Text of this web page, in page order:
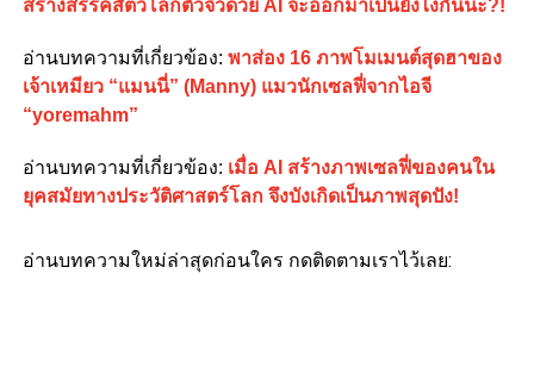
สร้างสรรค์สัตว์โลกตัวจิ๋วด้วย AI จะออกมาเป็นยังไงกันนะ?!
อ่านบทความที่เกี่ยวข้อง: พาส่อง 16 ภาพโมเมนต์สุดฮาของ
เจ้าเหมียว “แมนนี่” (Manny) แมวนักเซลฟี่จากไอจี
“yoremahm”
อ่านบทความที่เกี่ยวข้อง: เมื่อ AI สร้างภาพเซลฟี่ของคนใน
ยุคสมัยทางประวัติศาสตร์โลก จึงบังเกิดเป็นภาพสุดปัง!
อ่านบทความใหม่ล่าสุดก่อนใคร กดติดตามเราไว้เลย: